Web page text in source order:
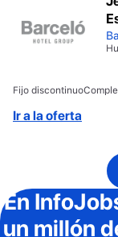
Fijo discontinuo
Ir a la oferta
En
un millón